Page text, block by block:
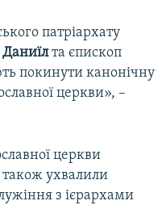
патріархату
Даниїлта єпископ
покинути канонічну
церкви», –
церкви
також ухвалили
з ієрархами